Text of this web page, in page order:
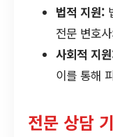
법적 지원:
전문 변호
사회적 지
이를 통해
전문 상담